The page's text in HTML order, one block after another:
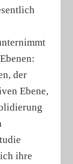
der
Ebene,
ihre